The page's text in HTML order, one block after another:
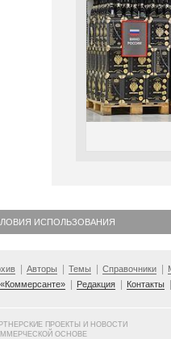
ИСПОЛЬЗОВАНИЯ
Авторы Темы Справочники
Редакция Контакты
ПРОЕКТЫ И НОВОСТИ
ОСНОВЕ